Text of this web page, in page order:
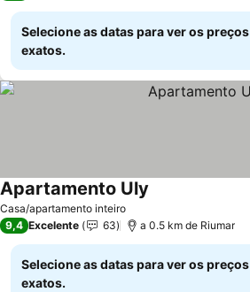
Selecione as datas para ver os preços
exatos.
Casa/apartamento inteiro
Apartamento Uly
9,4 Excelente 63 a 0.5 km de Riumar
Selecione as datas para ver os preços
exatos.